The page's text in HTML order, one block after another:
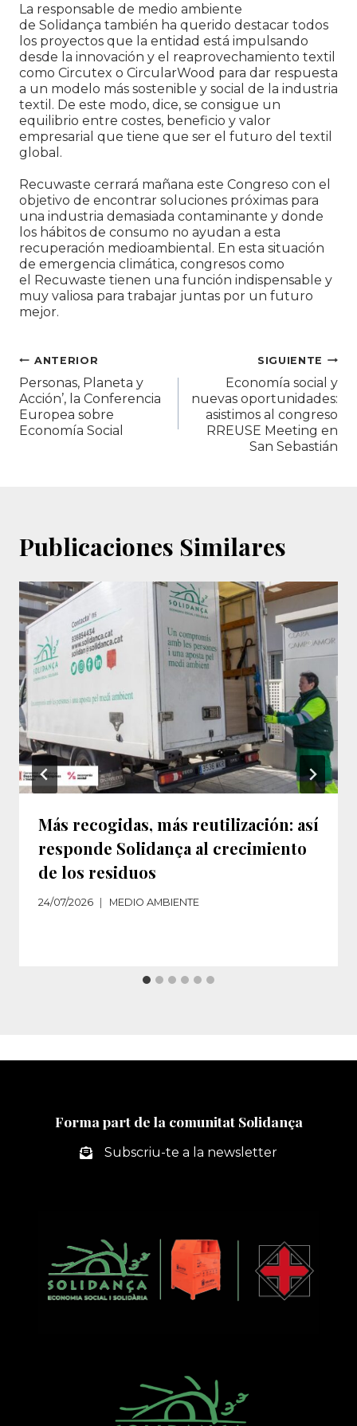
La responsable de medio ambiente
de Solidança también ha querido destacar todos
los proyectos que la entidad está impulsando
desde la innovación y el reaprovechamiento textil
como Circutex o CircularWood para dar respuesta
a un modelo más sostenible y social de la industria
textil. De este modo, dice, se consigue un
equilibrio entre costes, beneficio y valor
empresarial que tiene que ser el futuro del textil
global.
Recuwaste cerrará mañana este Congreso con el
objetivo de encontrar soluciones próximas para
una industria demasiada contaminante y donde
los hábitos de consumo no ayudan a esta
recuperación medioambiental. En esta situación
de emergencia climática, congresos como
el Recuwaste tienen una función indispensable y
muy valiosa para trabajar juntas por un futuro
mejor.
Navegación
de
entradas
ANTERIOR
Personas, Planeta y
Acción’, la Conferencia
Europea sobre
Economía Social
SIGUIENTE
Economía social y
nuevas oportunidades:
asistimos al congreso
RREUSE Meeting en
San Sebastián
Publicaciones Similares
Más recogidas, más reutilización: así
responde Solidança al crecimiento
de los residuos‌
24/07/2026 MEDIO AMBIENTE
Forma part de la comunitat Solidança
Subscriu-te a la newsletter